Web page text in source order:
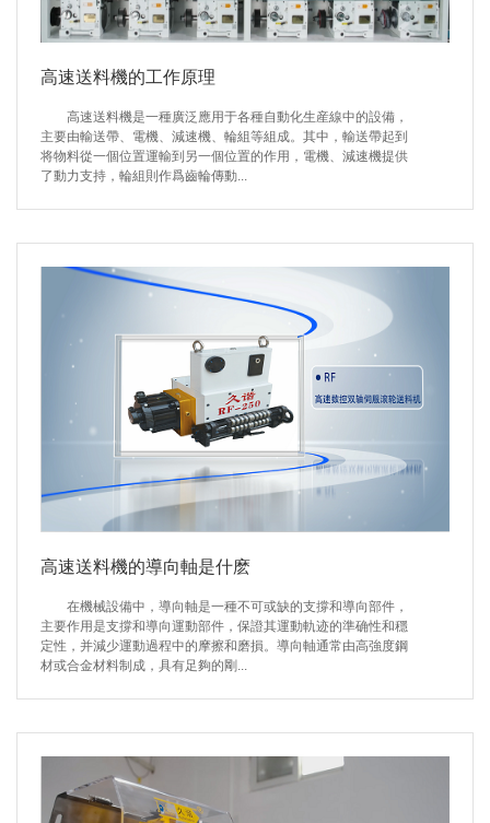
高速送料機的工作原理
高速送料機是一種廣泛應用于各種自動化生産線中的設備，
主要由輸送帶、電機、減速機、輪組等組成。其中，輸送帶起到
将物料從一個位置運輸到另一個位置的作用，電機、減速機提供
了動力支持，輪組則作爲齒輪傳動...
高速送料機的導向軸是什麽
在機械設備中，導向軸是一種不可或缺的支撐和導向部件，
主要作用是支撐和導向運動部件，保證其運動軌迹的準确性和穩
定性，并減少運動過程中的摩擦和磨損。導向軸通常由高強度鋼
材或合金材料制成，具有足夠的剛...